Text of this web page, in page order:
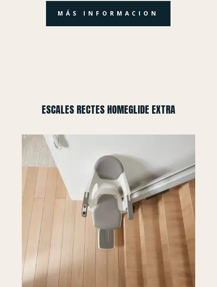
MÁS INFORMACION
ESCALES RECTES HOMEGLIDE EXTRA